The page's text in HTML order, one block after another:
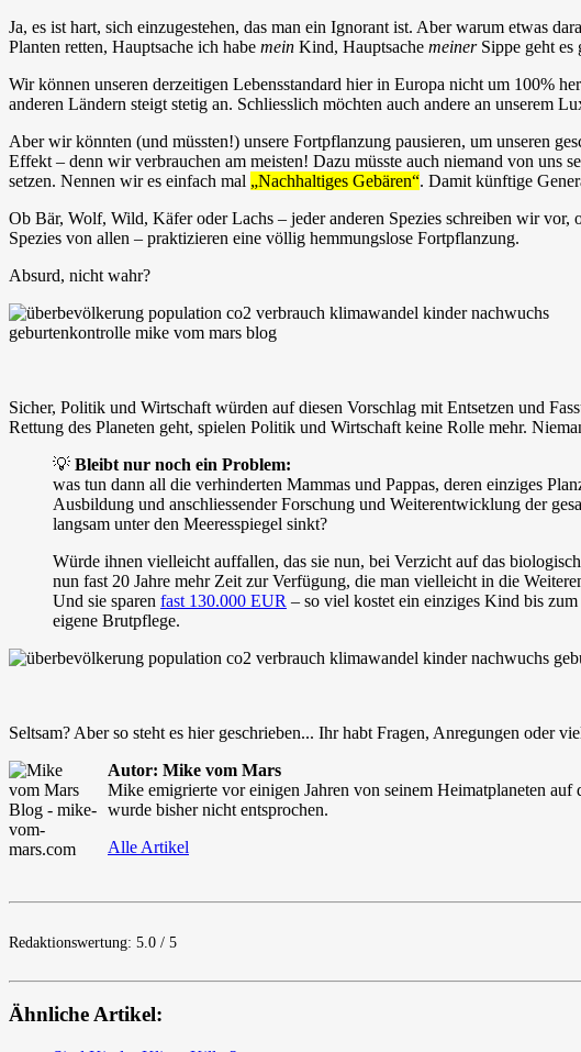
Ja, es ist hart, sich einzugestehen, das man ein Ignorant ist. Aber warum etwas
Planten retten, Hauptsache ich habe mein Kind, Hauptsache meinerSippe geht es
Wir können unseren derzeitigen Lebensstandard hier in Europa nicht um 100%
anderen Ländern steigt stetig an. Schliesslich möchten auch andere an unserem
Aber wir könnten (und müssten!) unsere Fortpflanzung pausieren, um unseren
Effekt – denn wir verbrauchen am meisten! Dazu müsste auch niemand von uns
setzen. Nennen wir es einfach mal „Nachhaltiges Gebären“. Damit künftige
Ob Bär, Wolf, Wild, Käfer oder Lachs – jeder anderen Spezies schreiben wir
Spezies von allen – praktizieren eine völlig hemmungslose Fortpflanzung.
Absurd, nicht wahr?
Sicher, Politik und Wirtschaft würden auf diesen Vorschlag mit Entsetzen und
Rettung des Planeten geht, spielen Politik und Wirtschaft keine Rolle mehr.
💡 Bleibt nur noch ein Problem:
was tun dann all die verhinderten Mammas und Pappas, deren einziges
Ausbildung und anschliessender Forschung und Weiterentwicklung der
langsam unter den Meeresspiegel sinkt?
Würde ihnen vielleicht auffallen, das sie nun, bei Verzicht auf das
nun fast 20 Jahre mehr Zeit zur Verfügung, die man vielleicht in die
Und sie sparen fast 130.000 EUR – so viel kostet ein einziges Kind bis
eigene Brutpflege.
Seltsam? Aber so steht es hier geschrieben... Ihr habt Fragen, Anregungen oder
Autor: Mike vom Mars
Mike emigrierte vor einigen Jahren von seinem Heimatplaneten
wurde bisher nicht entsprochen.
Alle Artikel
Redaktionswertung: 5.0 / 5
Ähnliche Artikel: